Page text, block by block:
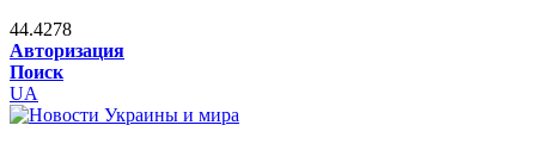
44.4278
Авторизация
Поиск
UA